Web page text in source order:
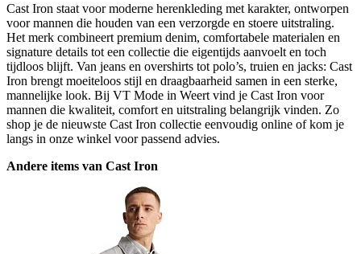
Cast Iron staat voor moderne herenkleding met karakter, ontworpen
voor mannen die houden van een verzorgde en stoere uitstraling.
Het merk combineert premium denim, comfortabele materialen en
signature details tot een collectie die eigentijds aanvoelt en toch
tijdloos blijft. Van jeans en overshirts tot polo’s, truien en jacks: Cast
Iron brengt moeiteloos stijl en draagbaarheid samen in een sterke,
mannelijke look. Bij VT Mode in Weert vind je Cast Iron voor
mannen die kwaliteit, comfort en uitstraling belangrijk vinden. Zo
shop je de nieuwste Cast Iron collectie eenvoudig online of kom je
langs in onze winkel voor passend advies.
Andere items van Cast Iron